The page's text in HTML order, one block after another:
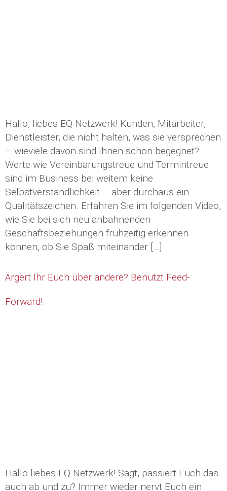
Hallo, liebes EQ-Netzwerk! Kunden, Mitarbeiter,
Dienstleister, die nicht halten, was sie versprechen
– wieviele davon sind Ihnen schon begegnet?
Werte wie Vereinbarungstreue und Termintreue
sind im Business bei weitem keine
Selbstverständlichkeit – aber durchaus ein
Qualitätszeichen. Erfahren Sie im folgenden Video,
wie Sie bei sich neu anbahnenden
Geschäftsbeziehungen frühzeitig erkennen
können, ob Sie Spaß miteinander […]
Ärgert Ihr Euch über andere? Benutzt Feed-
Forward!
Hallo liebes EQ Netzwerk! Sagt, passiert Euch das
auch ab und zu? Immer wieder nervt Euch ein